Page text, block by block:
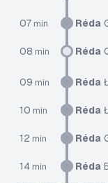
07 min Réda
08 min Réda
09 min Réda
10 min Réda
12 min Réda
14 min Réda